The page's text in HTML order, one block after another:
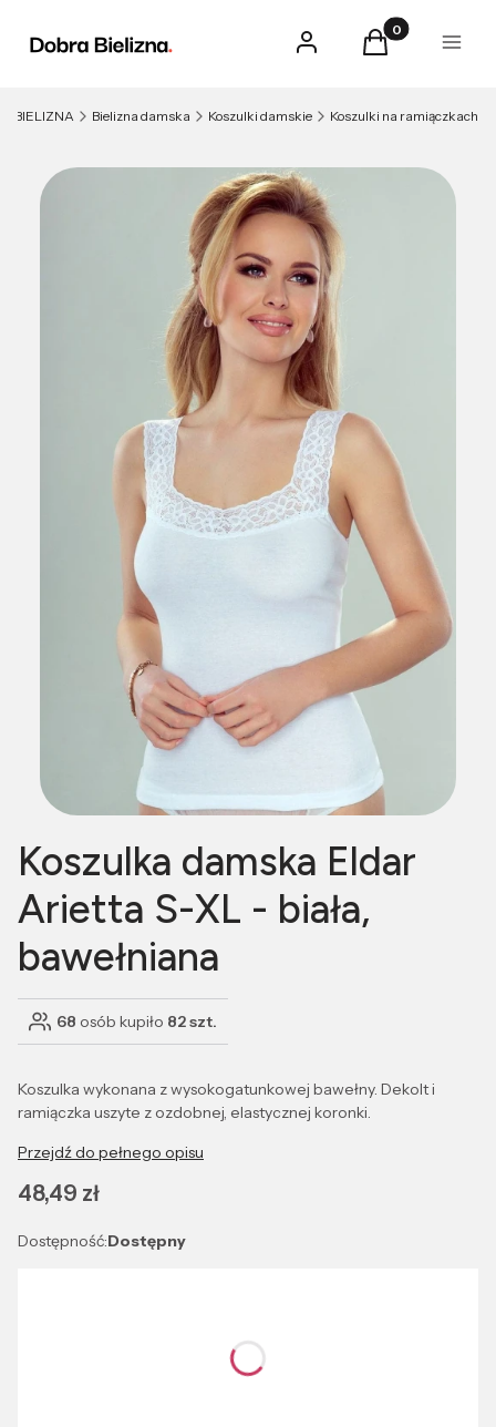
Zaloguj sięProdukty w
Koszyk Menu
BIELIZNA Bielizna damska Koszulki damskie Koszulki na ramiączkach
Koszulka damska Eldar
Arietta S-XL - biała,
bawełniana
68 osób kupiło 82 szt.
Koszulka wykonana z wysokogatunkowej bawełny. Dekolt i
ramiączka uszyte z ozdobnej, elastycznej koronki.
Przejdź do pełnego opisu
Cena
48,49 zł
Dostępność:Dostępny